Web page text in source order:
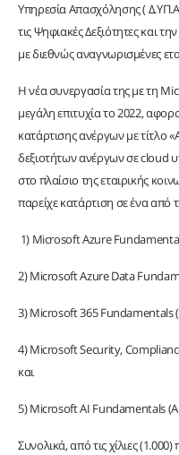
Υπηρεσία Απασχόλησης (
τις Ψηφιακές Δεξιότητες και
με διεθνώς αναγνωρισμένες
Η νέα συνεργασία της με τη
μεγάλη επιτυχία το 2022,
κατάρτισης ανέργων με τίτλο
δεξιοτήτων ανέργων σε cloud
στο πλαίσιο της εταιρικής
παρείχε κατάρτιση σε ένα από
1) Microsoft Azure
2) Microsoft Azure Data
3) Microsoft 365 Fundamentals
4) Microsoft Security,
και
5) Microsoft AI Fundamentals
Συνολικά, από τις χίλιες